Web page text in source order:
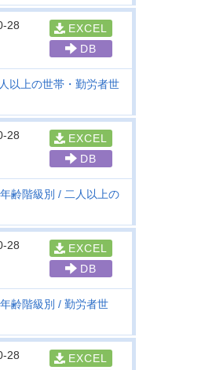
28
EXCEL
DB
以上の世帯・勤労者世
28
EXCEL
DB
齢階級別
二人以上の
28
EXCEL
DB
齢階級別
勤労者世
28
EXCEL